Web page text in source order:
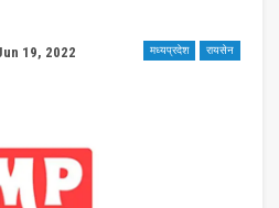
मध्यप्रदेश रायसेन
19, 2022